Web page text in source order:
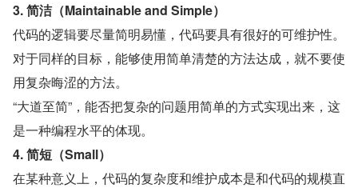
3. 简洁（Maintainable and Simple）
代码的逻辑要尽量简明易懂，代码要具有很好的可维护性。
对于同样的目标，能够使用简单清楚的方法达成，就不要使
用复杂晦涩的方法。
“大道至简”，能否把复杂的问题用简单的方式实现出来，这
是一种编程水平的体现。
4. 简短（Small）
在某种意义上，代码的复杂度和维护成本是和代码的规模直